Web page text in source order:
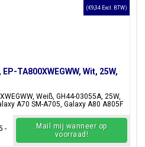
TA800XWEGWW, Wit, 25W,
Weiß, GH44-03055A, 25W,
A70 SM-A705, Galaxy A80 A805F
(€9,34 Excl. BTW)
-
Mail mij wanneer op
voorraad!